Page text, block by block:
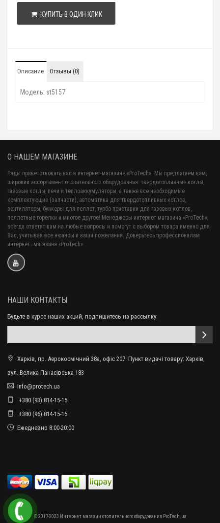
КУПИТЬ В ОДИН КЛИК
Описание Отзывы (0)
Модель: st5157
О НАШЕМ МАГАЗИНЕ
Рады приветствовать вас в интернет-магазине «ProTech». Мы предлагаем вам,
широкий ассортимент отопительного оборудования: твердотопливные котлы,
газовые котлы, печи и теплоаккумуляторы, а также все необходимые
комплектующие (запчасти), автоматика для твердотопливных котлов,
вентиляторы, бункеры для пеллет, турбо приставки для газовых котлов,
пеллетные горелки и многое другое! Менеджеры интернет магазина «ProTech»,
всегда ответят вам на любые вопросы и помогут с выбором товара именно для
Вас, учитывая все нюансы и ваши пожелания. Доверьтесь профессионалам
интернет–магазина «ProTech»
НАШИ КОНТАКТЫ
Будьте в курсе наших акций, подпишитесь на рассылку:
Харків, пр. Аерокосмічний 38а, офіс 207. Пункт видачі товару: Харків,
вул. Велика Панасівська 183
info@protech.ua
+380 (93) 814-15-15
+380 (96) 814-15-15
Ежедневно 8:00-20:00
© 2017-2023 Интернет магазин отопительного оборудования ProTech.ua